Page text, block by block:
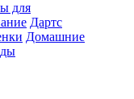
для
Дартс
Домашние